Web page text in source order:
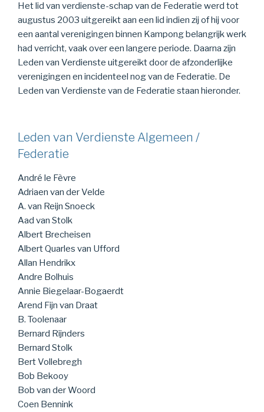
Het lid van verdienste-schap van de Federatie werd tot
augustus 2003 uitgereikt aan een lid indien zij of hij voor
een aantal verenigingen binnen Kampong belangrijk werk
had verricht, vaak over een langere periode. Daarna zijn
Leden van Verdienste uitgereikt door de afzonderlijke
verenigingen en incidenteel nog van de Federatie. De
Leden van Verdienste van de Federatie staan hieronder.
Leden van Verdienste Algemeen /
Federatie
André le Fèvre
Adriaen van der Velde
A. van Reijn Snoeck
Aad van Stolk
Albert Brecheisen
Albert Quarles van Ufford
Allan Hendrikx
Andre Bolhuis
Annie Biegelaar-Bogaerdt
Arend Fijn van Draat
B. Toolenaar
Bernard Rijnders
Bernard Stolk
Bert Vollebregh
Bob Bekooy
Bob van der Woord
Coen Bennink